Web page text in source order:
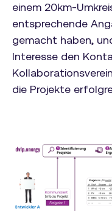
einem 20km-
entsprechende
gemacht haben,
Interesse den
die Projekte